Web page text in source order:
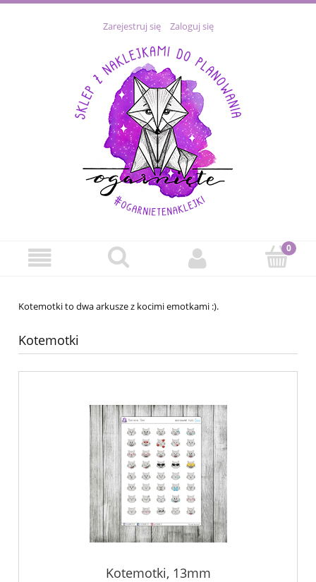
Zarejestruj się Zaloguj się
Kotemotki to dwa arkusze z kocimi emotkami :).
Kotemotki
Kotemotki, 13mm